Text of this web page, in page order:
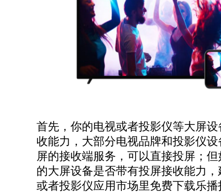
首先，你的电视或者投影仪等大屏
收能力，大部分电视品牌和投影仪
屏的接收端服务，可以直接投屏；
的大屏设备是否带有投屏接收能力
或者投影仪应用市场里免费下载乐